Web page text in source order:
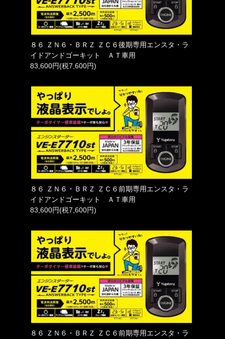
８６ ＺＮ６・ＢＲＺ ＺＣ６後期専用エンスタ・ラ
イドアンドゴーキット ＡＴ車用
83,600円(税7,600円)
８６ ＺＮ６・ＢＲＺ ＺＣ６前期専用エンスタ・ラ
イドアンドゴーキット ＡＴ車用
83,600円(税7,600円)
８６ ＺＮ６・ＢＲＺ ＺＣ６前期専用エンスタ・ラ